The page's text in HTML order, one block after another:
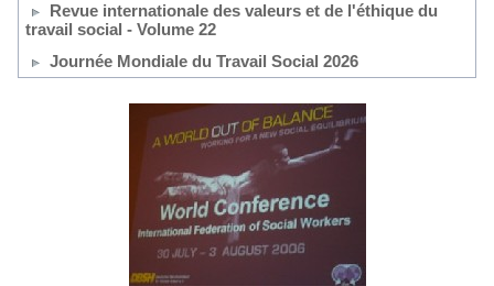
Revue internationale des valeurs et de l'éthique du
travail social - Volume 22
Journée Mondiale du Travail Social 2026